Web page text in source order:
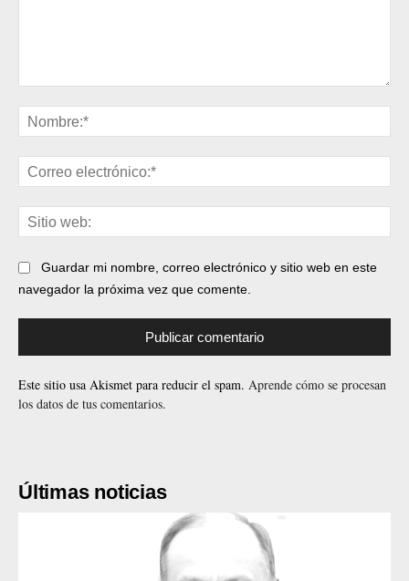
Guardar mi nombre, correo electrónico y sitio web en este
navegador la próxima vez que comente.
Este sitio usa Akismet para reducir el spam. Aprende cómo se procesan
los datos de tus comentarios.
Últimas noticias